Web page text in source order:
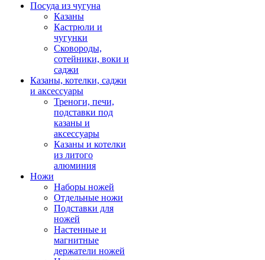
Посуда из чугуна
Казаны
Кастрюли и
чугунки
Сковороды,
сотейники, воки и
саджи
Казаны, котелки, саджи
и аксессуары
Треноги, печи,
подставки под
казаны и
аксессуары
Казаны и котелки
из литого
алюминия
Ножи
Наборы ножей
Отдельные ножи
Подставки для
ножей
Настенные и
магнитные
держатели ножей